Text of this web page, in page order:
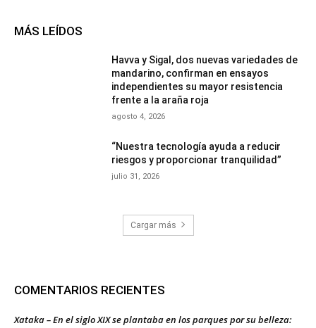
MÁS LEÍDOS
Havva y Sigal, dos nuevas variedades de
mandarino, confirman en ensayos
independientes su mayor resistencia
frente a la araña roja
agosto 4, 2026
“Nuestra tecnología ayuda a reducir
riesgos y proporcionar tranquilidad”
julio 31, 2026
Cargar más
COMENTARIOS RECIENTES
Xataka – En el siglo XIX se plantaba en los parques por su belleza: